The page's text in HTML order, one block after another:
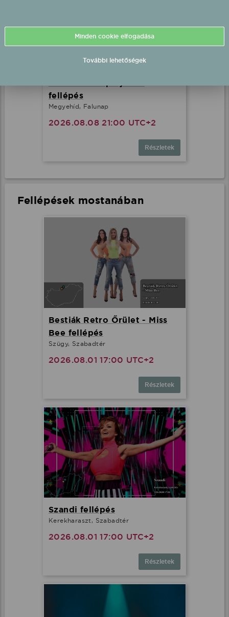
Pacsirták fél-playback
fellépés
Megyehíd, Falunap
2026.08.08 21:00 UTC+2
Részletek
Fellépések mostanában
Bestiák Retro Őrület - Miss
Bee fellépés
Szügy, Szabadtér
2026.08.01 17:00 UTC+2
Részletek
Szandi fellépés
Kerekharaszt, Szabadtér
2026.08.01 17:00 UTC+2
Részletek
Minden cookie elfogadása
További lehetőségek